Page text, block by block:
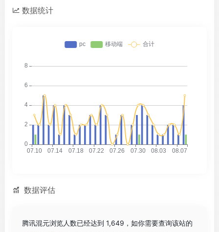
数据统计
数据评估
腾讯混元浏览人数已经达到 1,649，如你需要查询该站的